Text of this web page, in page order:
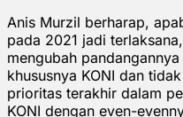
Anis Murzil berharap,
pada 2021 jadi
mengubah
khususnya KONI dan
prioritas terakhir dalam
KONI dengan even-